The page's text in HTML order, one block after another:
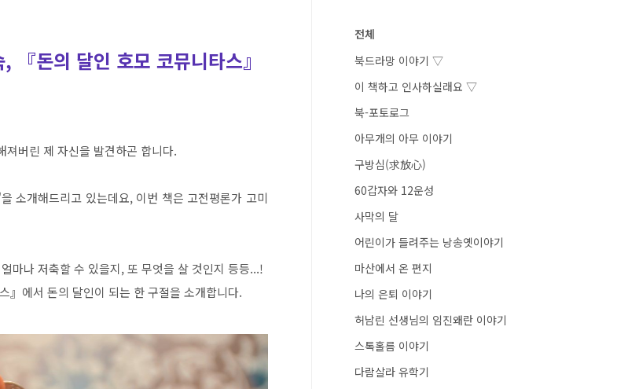
돈의 달인 호모 코뮤니타스』
버린 제 자신을 발견하곤 합니다.
소개해드리고 있는데요, 이번 책은 고전평론가 고미
마나 저축할 수 있을지, 또 무엇을 살 것인지 등등...!
』에서 돈의 달인이 되는 한 구절을 소개합니다.
전체
북드라망 이야기 ▽
이 책하고 인사하실래요 ▽
북-포토로그
아무개의 아무 이야기
구방심(求放心)
60갑자와 12운성
사막의 달
어린이가 들려주는 낭송옛이야기
마산에서 온 편지
나의 은퇴 이야기
허남린 선생님의 임진왜란 이야기
스톡홀름 이야기
다람살라 유학기